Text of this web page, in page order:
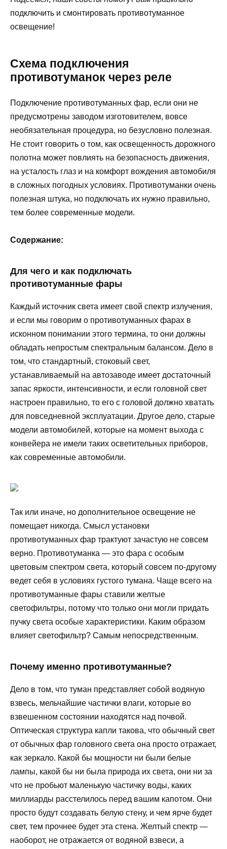
подключить и смонтировать противотуманное
освещение!
Схема подключения
противотуманок через реле
Подключение противотуманных фар, если они не
предусмотрены заводом изготовителем, вовсе
необязательная процедура, но безусловно полезная.
Не стоит говорить о том, как освещенность дорожного
полотна может повлиять на безопасность движения,
на усталость глаз и на комфорт вождения автомобиля
в сложных погодных условиях. Противотуманки очень
полезная штука, но подключать их нужно правильно,
тем более современные модели.
Содержание:
Для чего и как подключать
противотуманные фары
Каждый источник света имеет свой спектр излучения,
и если мы говорим о противотуманных фарах в
исконном понимании этого термина, то они должны
обладать непростым спектральным балансом. Дело в
том, что стандартный, стоковый свет,
устанавливаемый на автозаводе имеет достаточный
запас яркости, интенсивности, и если головной свет
настроен правильно, то его с головой должно хватать
для повседневной эксплуатации. Другое дело, старые
модели автомобилей, которые на момент выхода с
конвейера не имели таких осветительных приборов,
как современные автомобили.
Так или иначе, но дополнительное освещение не
помещает никогда. Смысл установки
противотуманных фар трактуют зачастую не совсем
верно. Противотуманка — это фара с особым
цветовым спектром света, который совсем по-другому
ведет себя в условиях густого тумана. Чаще всего на
противотуманные фары ставили желтые
светофильтры, потому что только они могли придать
пучку света особые характеристики. Каким образом
влияет светофильтр? Самым непосредственным.
Почему именно противотуманные?
Дело в том, что туман представляет собой водяную
взвесь, мельчайшие частички влаги, которые во
взвешенном состоянии находятся над почвой.
Оптическая структура капли такова, что обычный свет
от обычных фар головного света она просто отражает,
как зеркало. Какой бы мощности ни были белые
лампы, какой бы ни была природа их света, они ни за
что не пробьют маленькую частичку воды, каких
миллиарды расстелилось перед вашим капотом. Они
просто будут создавать белую стену, и чем ярче будет
свет, тем прочнее будет эта стена. Желтый спектр —
наоборот, не отражается от водяной взвеси, а